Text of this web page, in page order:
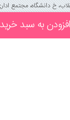
افزودن به سبد خرید
خ دانشگاه، مجتمع اداری